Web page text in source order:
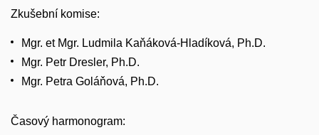
Zkušební komise:
Mgr. et Mgr. Ludmila Kaňáková-Hladíková, Ph.D.
Mgr. Petr Dresler, Ph.D.
Mgr. Petra Goláňová, Ph.D.
Časový harmonogram: